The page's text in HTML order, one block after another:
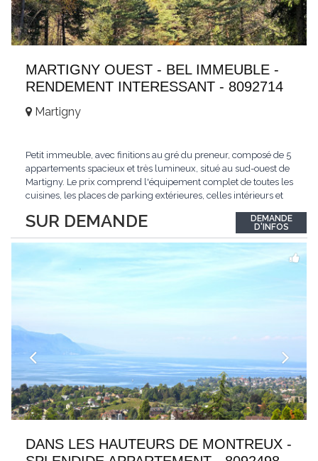
MARTIGNY OUEST - BEL IMMEUBLE -
RENDEMENT INTERESSANT - 8092714
SUR DEMANDE
Martigny
Petit immeuble, avec finitions au gré du preneur, composé de 5
appartements spacieux et très lumineux, situé au sud-ouest de
Martigny. Le prix comprend l'équipement complet de toutes les
cuisines, les places de parking extérieures, celles intérieurs et
opportunité exclusive avec un rendement intéressant. Plus
d'informations...
DEMANDE
D'INFOS
DANS LES HAUTEURS DE MONTREUX -